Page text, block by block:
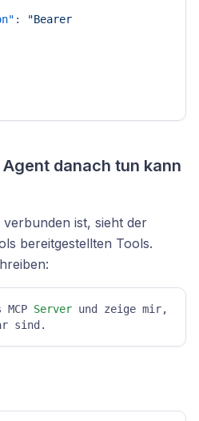
:
"Bearer
danach tun kann
ist, sieht der
bereitgestellten Tools.
Server und zeige mir,
sind.